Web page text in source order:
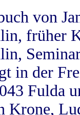
von
früher
in der
Fulda
Krone,